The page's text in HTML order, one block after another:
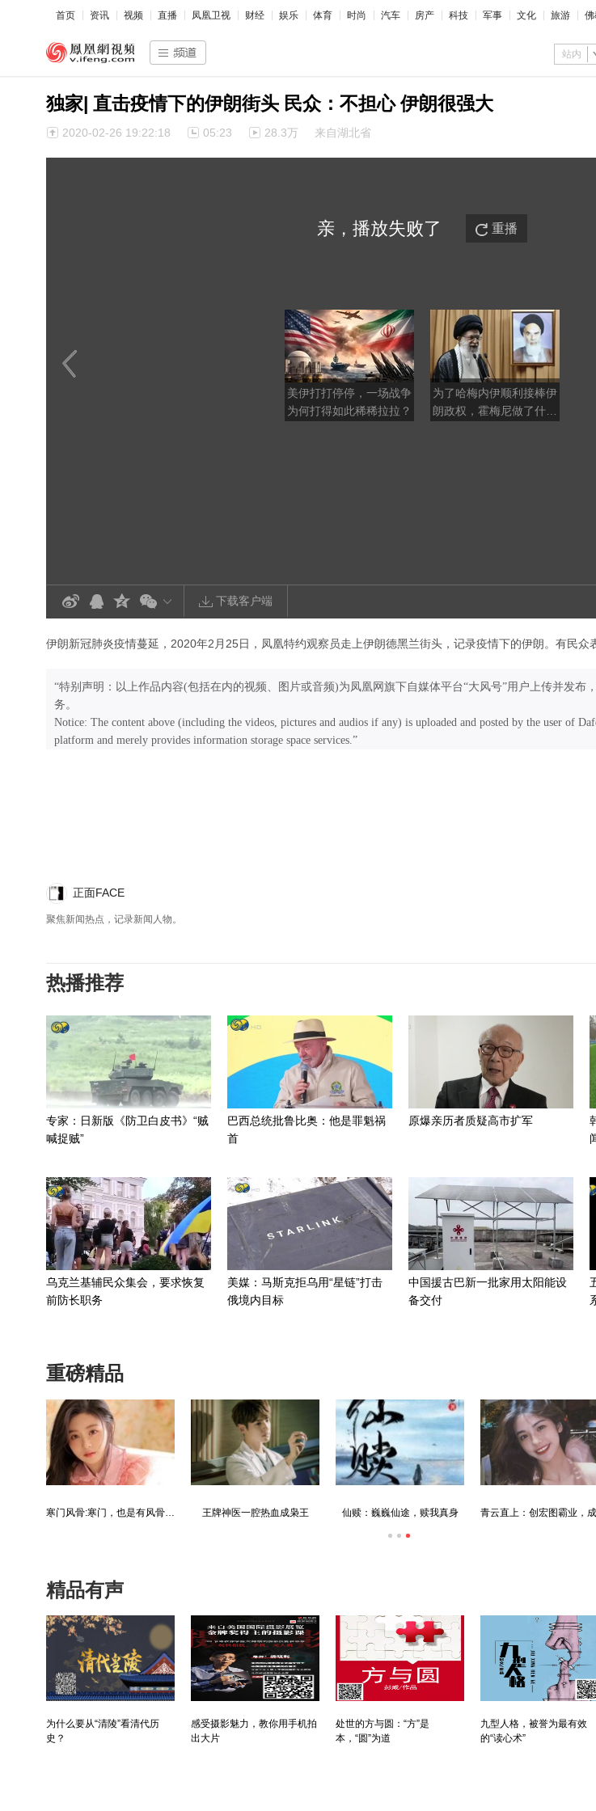
首页 资讯 视频 直播 凤凰卫视 财经 娱乐 体育 时尚 汽车 房产 科技 军事 文化 旅游
站内
独家| 直击疫情下的伊朗街头 民众：不担心 伊朗很强大
2020-02-26 19:22:18 05:23 28.3万 来自湖北省
亲，播放失败了 重播
美伊打打停停，一场战争
为何打得如此稀稀拉拉？
为了哈梅内伊顺利接棒伊
朗政权，霍梅尼做了什么
下载客户端
伊朗新冠肺炎疫情蔓延，2020年2月25日，凤凰特约观察员走上伊朗德黑兰街头，记录疫情下的伊朗。有民众
“特别声明：以上作品内容(包括在内的视频、图片或音频)为凤凰网旗下自媒体平台“大风号”用户上传并发布
务。
Notice: The content above (including the videos, pictures and audios if any) is uploaded and posted by the user of
platform and merely provides information storage space services.”
正面FACE
聚焦新闻热点，记录新闻人物。
热播推荐
专家：日新版《防卫白皮书》“贼
喊捉贼”
巴西总统批鲁比奥：他是罪魁祸
首
原爆亲历者质疑高市扩军
乌克兰基辅民众集会，要求恢复
前防长职务
美媒：马斯克拒乌用“星链”打击
俄境内目标
中国援古巴新一批家用太阳能设
备交付
重磅精品
寒门风骨:寒门，也是有风骨的！ 王牌神医一腔热血成枭王 仙赎：巍巍仙途，赎我真身
精品有声
为什么要从“清陵”看清代历
史？
感受摄影魅力，教你用手机拍
出大片
处世的方与圆：“方”是
本，“圆”为道
九型人格，被誉为最有效
的“读心术”